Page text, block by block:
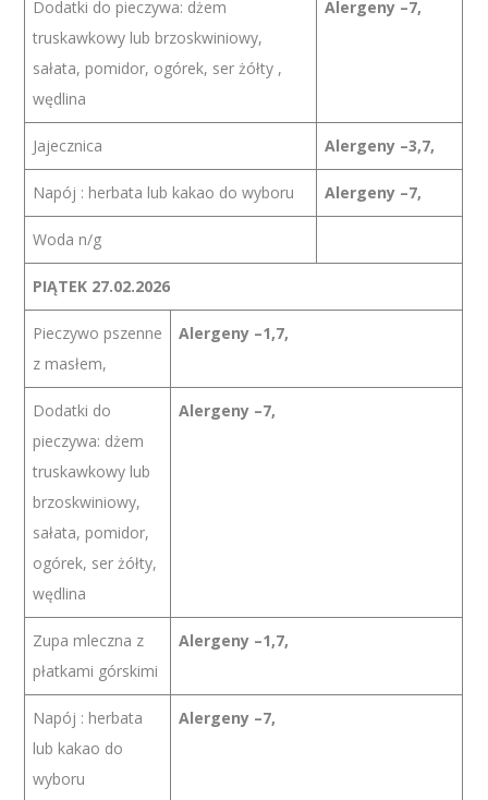
Dodatki do pieczywa: dżem
truskawkowy lub brzoskwiniowy,
sałata, pomidor, ogórek, ser żółty ,
wędlina
Alergeny –7,
Jajecznica Alergeny –3,7,
Napój : herbata lub kakao do wyboru Alergeny –7,
Woda n/g
PIĄTEK 27.02.2026
Pieczywo pszenne
z masłem,
Alergeny –1,7,
Dodatki do
pieczywa: dżem
truskawkowy lub
brzoskwiniowy,
sałata, pomidor,
ogórek, ser żółty,
wędlina
Alergeny –7,
Zupa mleczna z
płatkami górskimi
Alergeny –1,7,
Napój : herbata
lub kakao do
wyboru
Alergeny –7,